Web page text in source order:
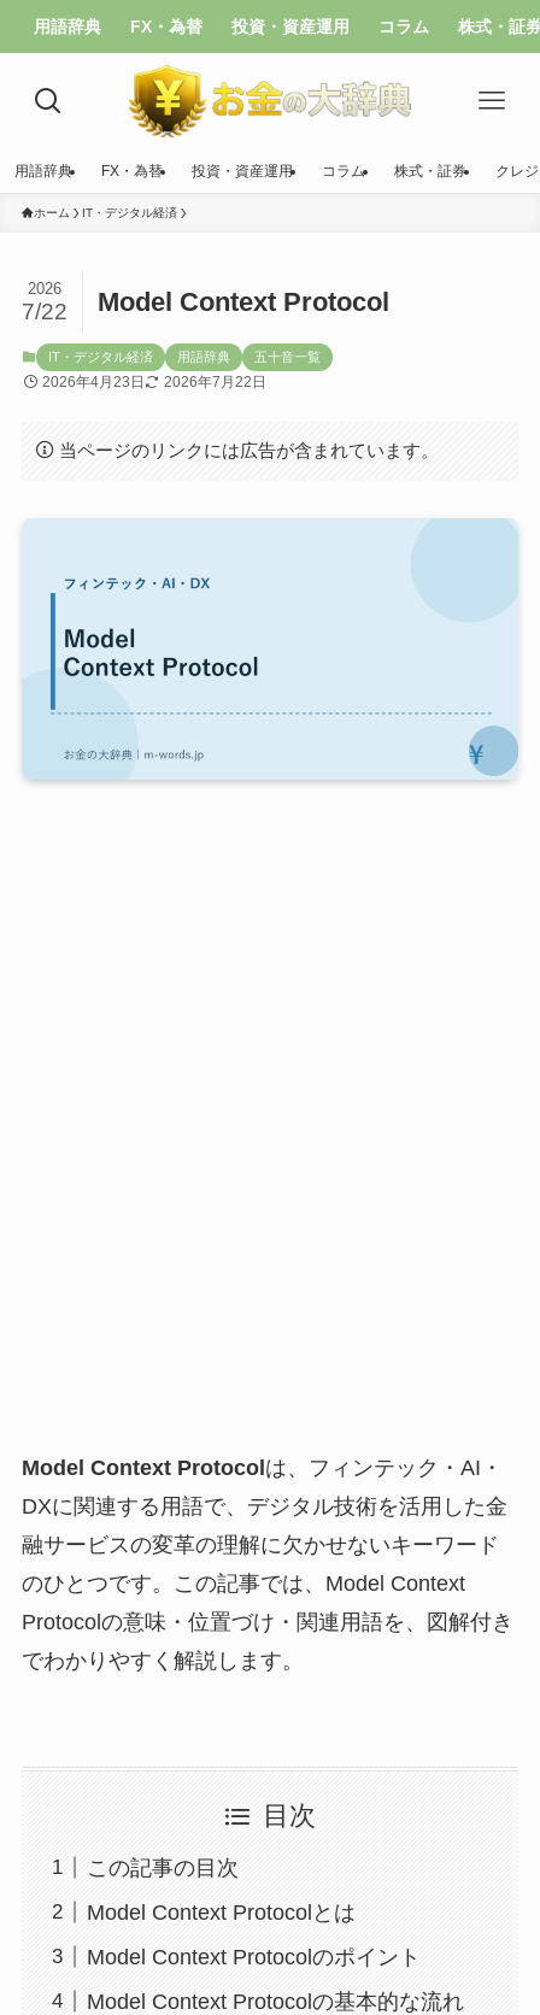
用語辞典 FX・為替 投資・資産運用 コラム 株式・証
用語辞典 FX・為替 投資・資産運用 コラム 株式・証券 クレ
ホーム IT・デジタル経済
Model Context Protocol
2026
7/22
IT・デジタル経済 用語辞典 五十音一覧
2026年4月23日 2026年7月22日
当ページのリンクには広告が含まれています。
Model Context Protocol は、フィンテック・AI・
DXに関連する用語で、デジタル技術を活用した金
融サービスの変革の理解に欠かせないキーワード
のひとつです。この記事では、Model Context
Protocolの意味・位置づけ・関連用語を、図解付き
でわかりやすく解説します。
目次
この記事の目次
Model Context Protocolとは
Model Context Protocolのポイント
Model Context Protocolの基本的な流れ